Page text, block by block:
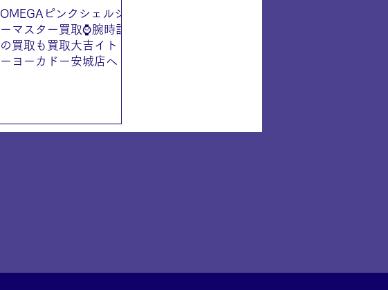
OMEGAピンクシェルシ
ーマスター買取⌚腕時計
の買取も買取大吉イト
ーヨーカドー安城店へ